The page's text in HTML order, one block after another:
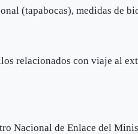
(tapabocas), medidas de
relacionados con viaje al
Nacional de Enlace del